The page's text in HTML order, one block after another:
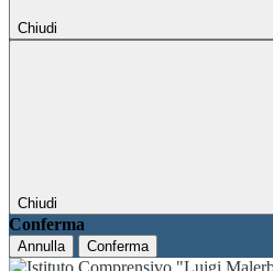
Chiudi
Chiudi
Conferma
Annulla Conferma